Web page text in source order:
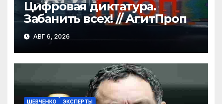
Цифровая диктатура.
Забанить всех! // АгитПроп
АВГ 6, 2026
ШЕВЧЕНКО ЭКСПЕРТЫ